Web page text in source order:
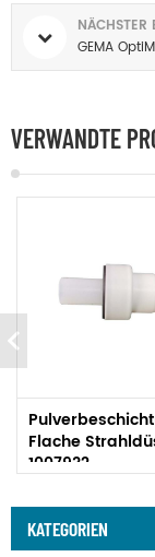
NÄCHSTER
GEMA
VERWANDTE
Flache
1007932
KATEGORIEN